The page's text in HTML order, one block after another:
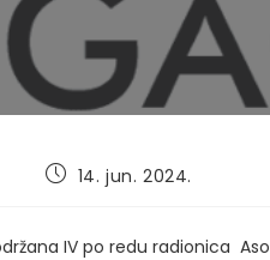
Post14. jun. 2024.
IV po redu radionica